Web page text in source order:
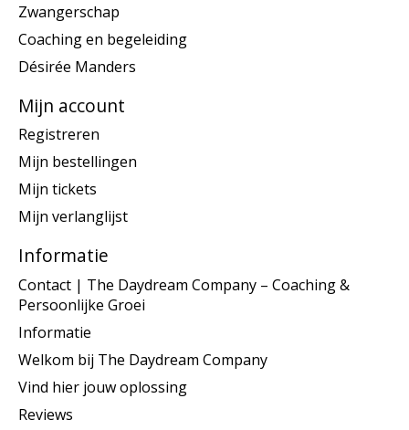
Zwangerschap
Coaching en begeleiding
Désirée Manders
Mijn account
Registreren
Mijn bestellingen
Mijn tickets
Mijn verlanglijst
Informatie
Contact | The Daydream Company – Coaching &
Persoonlijke Groei
Informatie
Welkom bij The Daydream Company
Vind hier jouw oplossing
Reviews